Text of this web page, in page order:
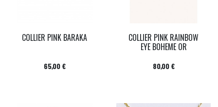
COLLIER PINK BARAKA
Prix
65,00 €
COLLIER PINK RAINBOW
EYE BOHEME OR
Prix
80,00 €